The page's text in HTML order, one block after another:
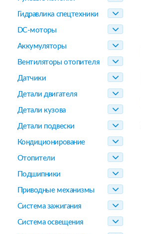
Гидравлика спецтехники
DC-моторы
Аккумуляторы
Вентиляторы отопителя
Датчики
Детали двигателя
Детали кузова
Детали подвески
Кондиционирование
Отопители
Подшипники
Приводные механизмы
Система зажигания
Система освещения